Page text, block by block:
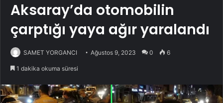
Aksaray’da otomobilin
çarptığı yaya ağır yaralandı
SAMET YORGANCI Ağustos 9, 2023 0 6
1 dakika okuma süresi